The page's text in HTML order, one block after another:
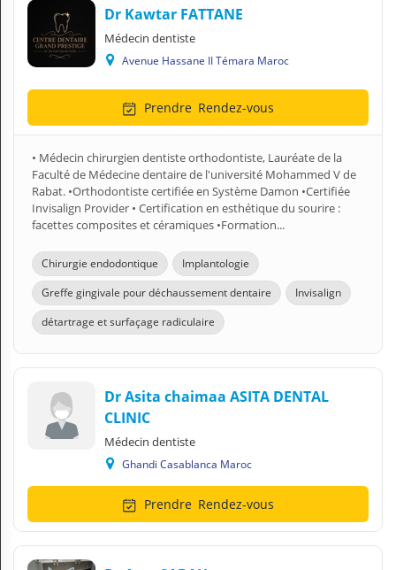
Dr Kawtar FATTANE
Médecin dentiste
Avenue Hassane II Témara Maroc
Prendre Rendez-vous
• Médecin chirurgien dentiste orthodontiste, Lauréate de la
Faculté de Médecine dentaire de l'université Mohammed V de
Rabat. •Orthodontiste certifiée en Système Damon •Certifiée
Invisalign Provider • Certification en esthétique du sourire :
facettes composites et céramiques •Formation...
Chirurgie endodontique
Implantologie
Greffe gingivale pour déchaussement dentaire
Invisalign
détartrage et surfaçage radiculaire
Dr Asita chaimaa ASITA DENTAL
CLINIC
Médecin dentiste
Ghandi Casablanca Maroc
Prendre Rendez-vous